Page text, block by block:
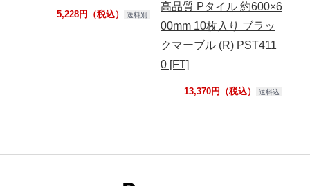
5,228円（税込） 送料別
高品質 Pタイル 約600×6
00mm 10枚入り ブラッ
クマーブル (R) PST411
0 [FT]
13,370円（税込） 送料込